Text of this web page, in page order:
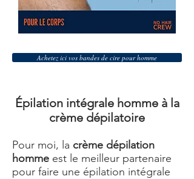
Achetez ici vos bandes de cire pour homme
Épilation intégrale homme à la
crème dépilatoire
Pour moi, la crème dépilation
homme est le meilleur partenaire
pour faire une épilation intégrale